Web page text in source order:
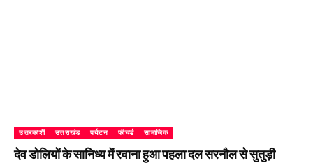
उत्तरकाशी उत्तराखंड पर्यटन फीचर्ड सामाजिक
देव डोलियों के सानिध्य में रवाना हुआ पहला दल सरनौल से सुतुड़ी